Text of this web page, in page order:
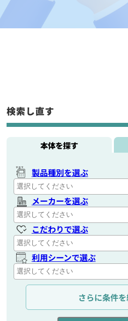
検索し直す
本体を探す
製品種別を選ぶ
メーカーを選ぶ
こだわりで選ぶ
利用シーンで選ぶ
通信距離を選ぶ
出力を選ぶ
さらに条件